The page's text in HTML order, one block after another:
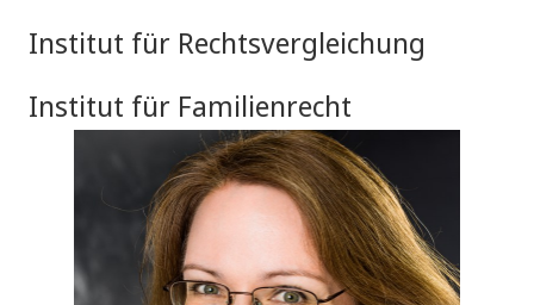
Institut für Rechtsvergleichung
Institut für Familienrecht